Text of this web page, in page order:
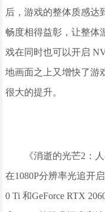
后，游戏的整体质感达
畅度相得益彰，让整体
戏在同时也可以开启
地画面之上又增快了游
很大的提升。
《消逝的光芒2：
在1080P分辨率光追开
0 Ti 和GeForce RTX